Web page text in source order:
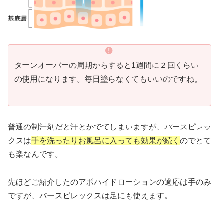
ターンオーバーの周期からすると1週間に２回くらい
の使用になります。毎日塗らなくてもいいのですね。
普通の制汗剤だと汗とかでてしまいますが、パースピレッ
クスは手を洗ったりお風呂に入っても効果が続く のでとて
も楽なんです。
先ほどご紹介したのアポハイドローションの適応は手のみ
ですが、パースピレックスは足にも使えます。